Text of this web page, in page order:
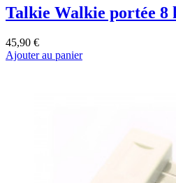
Talkie Walkie portée 8
45,90 €
Ajouter au panier